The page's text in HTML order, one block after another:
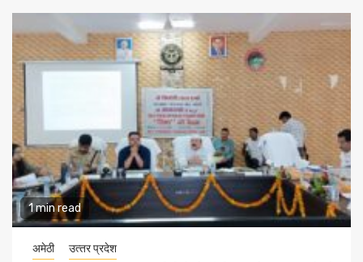
1 min read
अमेठी उत्‍तर प्रदेश